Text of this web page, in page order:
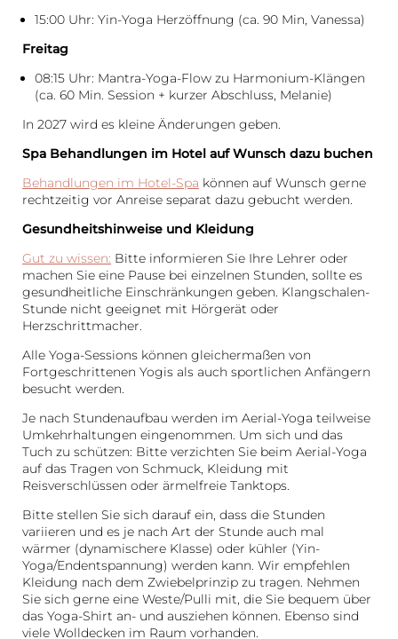
15:00 Uhr: Yin-Yoga Herzöffnung (ca. 90 Min, Vanessa)
Freitag
08:15 Uhr: Mantra-Yoga-Flow zu Harmonium-Klängen
(ca. 60 Min. Session + kurzer Abschluss, Melanie)
In 2027 wird es kleine Änderungen geben.
Spa Behandlungen im Hotel auf Wunsch dazu buchen
Behandlungen im Hotel-Spa können auf Wunsch gerne
rechtzeitig vor Anreise separat dazu gebucht werden.
Gesundheitshinweise und Kleidung
Gut zu wissen: Bitte informieren Sie Ihre Lehrer oder
machen Sie eine Pause bei einzelnen Stunden, sollte es
gesundheitliche Einschränkungen geben. Klangschalen-
Stunde nicht geeignet mit Hörgerät oder
Herzschrittmacher.
Alle Yoga-Sessions können gleichermaßen von
Fortgeschrittenen Yogis als auch sportlichen Anfängern
besucht werden.
Je nach Stundenaufbau werden im Aerial-Yoga teilweise
Umkehrhaltungen eingenommen. Um sich und das
Tuch zu schützen: Bitte verzichten Sie beim Aerial-Yoga
auf das Tragen von Schmuck, Kleidung mit
Reisverschlüssen oder ärmelfreie Tanktops.
Bitte stellen Sie sich darauf ein, dass die Stunden
variieren und es je nach Art der Stunde auch mal
wärmer (dynamischere Klasse) oder kühler (Yin-
Yoga/Endentspannung) werden kann. Wir empfehlen
Kleidung nach dem Zwiebelprinzip zu tragen. Nehmen
Sie sich gerne eine Weste/Pulli mit, die Sie bequem über
das Yoga-Shirt an- und ausziehen können. Ebenso sind
viele Wolldecken im Raum vorhanden.